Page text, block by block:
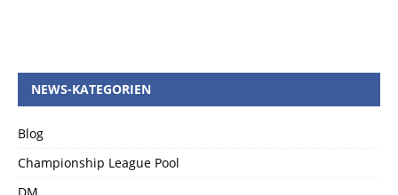
NEWS-KATEGORIEN
Blog
Championship League Pool